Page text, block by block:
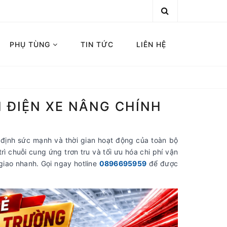
PHỤ TÙNG TIN TỨC LIÊN HỆ
XE NÂNG CHÍNH
sức mạnh và thời gian hoạt động của toàn bộ
chuỗi cung ứng trơn tru và tối ưu hóa chi phí vận
nhanh. Gọi ngay hotline 0896695959 để được